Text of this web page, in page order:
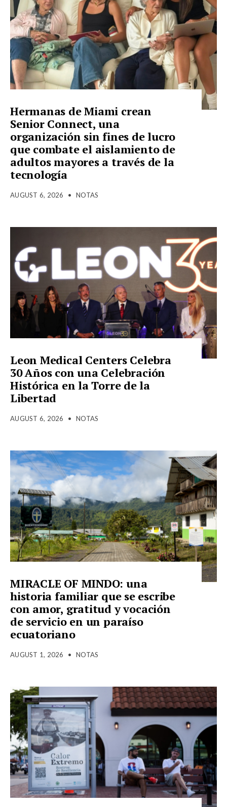
Hermanas de Miami crean
Senior Connect, una
organización sin fines de lucro
que combate el aislamiento de
adultos mayores a través de la
tecnología
AUGUST 6, 2026 • NOTAS
Leon Medical Centers Celebra
30 Años con una Celebración
Histórica en la Torre de la
Libertad
AUGUST 6, 2026 • NOTAS
MIRACLE OF MINDO: una
historia familiar que se escribe
con amor, gratitud y vocación
de servicio en un paraíso
ecuatoriano
AUGUST 1, 2026 • NOTAS